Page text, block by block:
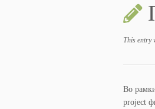
This entry
Во
project